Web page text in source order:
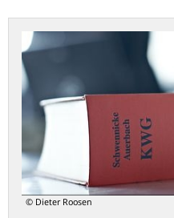
© Dieter Roosen
Gesetz
über
das
Kreditwesen